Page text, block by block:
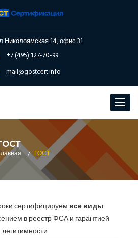
Николоямская 14, офис 31
+7 (495) 127-70-99
mail@gostcert.info
Toggle
/ ГОСТ
сертифицируем все виды
в реестр ФСА и гарантией
легитимности